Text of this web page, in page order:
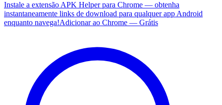
Instale a extensão APK Helper para Chrome — obtenha
instantaneamente links de download para qualquer app Android
enquanto navega!Adicionar ao Chrome — Grátis